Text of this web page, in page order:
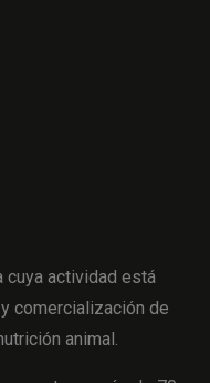
cuya actividad está
comercialización de
animal.